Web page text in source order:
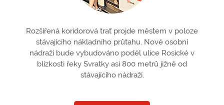
Rozšířená koridorová trať projde městem v poloze
stávajícího nákladního průtahu. Nové osobní
nádraží bude vybudováno podél ulice Rosické v
blízkosti řeky Svratky asi 800 metrů jižně od
stávajícího nádraží.